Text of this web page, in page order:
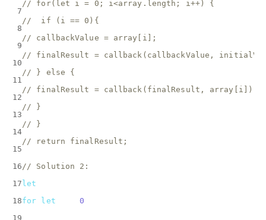
7
8
9
10
11
12
13
14
15
16
17
18
19
// for(let i = 0; i<array.length; i++) {
//  if (i == 0){
// callbackValue = array[i];
// finalResult = callback(callbackValue,
// } else {
// finalResult = callback(finalResult, array[i]);
// }
// }
// return finalResult;
// Solution 2:
let
for
let 0